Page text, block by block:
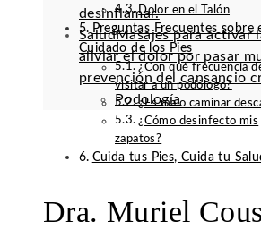
desinflamar.
SaludMasajes para activar
aliviar el dolor por pasar
prevención del cansancio
Podología
Dolor en el Talón
Preguntas Frecuentes sobre
Cuidado de los Pies
¿Con qué frecuencia
visitar a un podólogo?
¿Es malo caminar
¿Cómo desinfecto mis
zapatos?
Cuida tus Pies, Cuida tu
Dra. Muriel